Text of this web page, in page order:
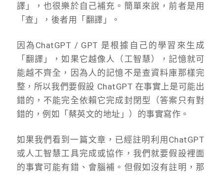
譯」，也很樂於自己補充。簡單來說，前者是用
「查」，後者用「翻譯」。
因為ChatGPT / GPT 是根據自己的學習來生成
「翻譯」，如果它越像人（工智慧），記憶就可
能越不齊全，因為人的記憶不是查資料庫那樣完
整，所以我們要假設 ChatGPT 在事實上是可能出
錯的，不能完全依賴它完成封閉型（答案只有對
錯的，例如「蔡英文的地址」）的事實寫作。
如果我們看到一篇文章，已經註明利用ChatGPT
或人工智慧工具完成或協作，我們就要假設裡面
的事實可能有錯、會腦補。但假如沒有註明，那